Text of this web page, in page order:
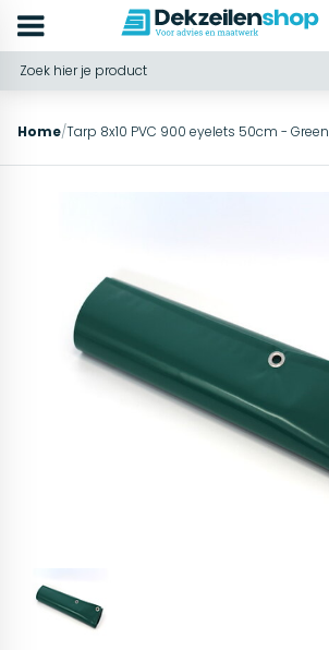
Home/Tarp 8x10 PVC 900 eyelets 50cm - Green